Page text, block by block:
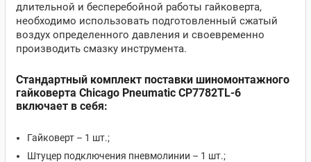
длительной и бесперебойной работы гайковерта,
необходимо использовать подготовленный сжатый
воздух определенного давления и своевременно
производить смазку инструмента.
Стандартный комплект поставки шиномонтажного
гайковерта Chicago Pneumatic CP7782TL-6
включает в себя:
Гайковерт – 1 шт.;
Штуцер подключения пневмолинии – 1 шт.;